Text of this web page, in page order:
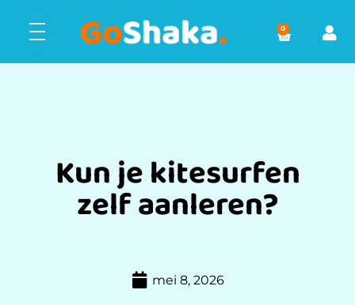
0
Kun je kitesurfen
zelf aanleren?
mei 8, 2026